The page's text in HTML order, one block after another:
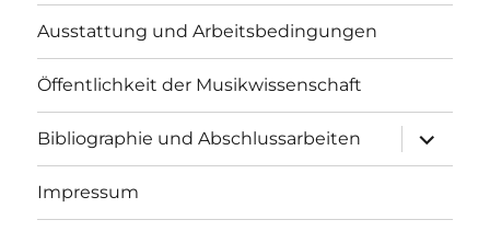
Ausstattung und Arbeitsbedingungen
Öffentlichkeit der Musikwissenschaft
Bibliographie und Abschlussarbeiten
öffnen
Impressum